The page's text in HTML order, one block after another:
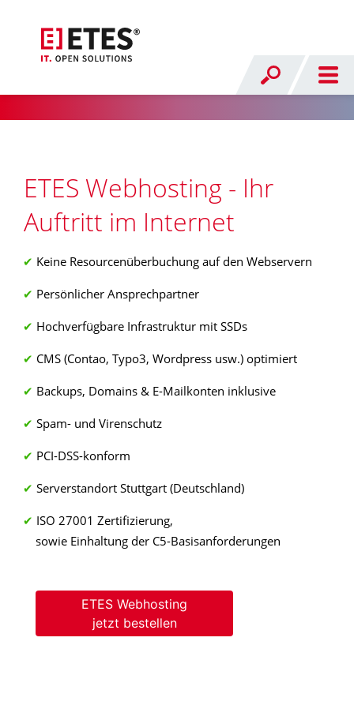
ETES Webhosting - Ihr
Auftritt im Internet
Keine Resourcenüberbuchung auf den Webservern
Persönlicher Ansprechpartner
Hochverfügbare Infrastruktur mit SSDs
CMS (Contao, Typo3, Wordpress usw.) optimiert
Backups, Domains & E-Mailkonten inklusive
Spam- und Virenschutz
PCI-DSS-konform
Serverstandort Stuttgart (Deutschland)
ISO 27001 Zertifizierung,
sowie Einhaltung der C5-Basisanforderungen
ETES Webhosting
jetzt bestellen